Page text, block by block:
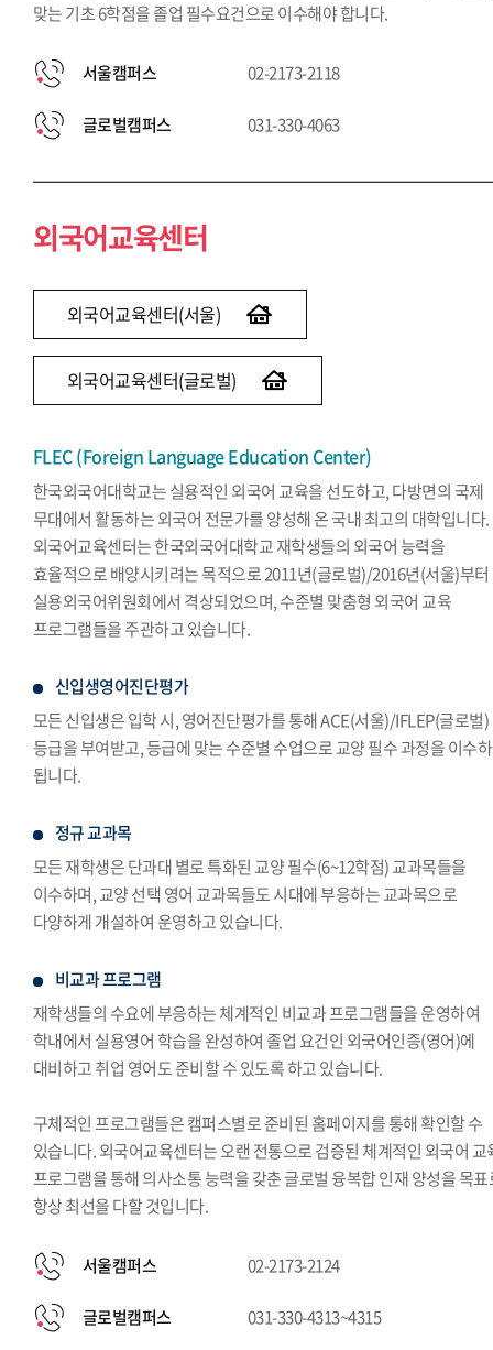
맞는 기초 6학점을 졸업 필수요건으로 이수해야 합니다.
서울캠퍼스 02-2173-2118
글로벌캠퍼스 031-330-4063
외국어교육센터
외국어교육센터(서울)
외국어교육센터(글로벌)
FLEC (Foreign Language Education Center)
한국외국어대학교는 실용적인 외국어 교육을 선도하고, 다방면의 국제
무대에서 활동하는 외국어 전문가를 양성해 온 국내 최고의 대학입니다.
외국어교육센터는 한국외국어대학교 재학생들의 외국어 능력을
효율적으로 배양시키려는 목적으로 2011년(글로벌)/2016년(서울)부터
실용외국어위원회에서 격상되었으며, 수준별 맞춤형 외국어 교육
프로그램들을 주관하고 있습니다.
신입생영어진단평가
모든 신입생은 입학 시, 영어진단평가를 통해 ACE(서울)/IFLEP(글로벌)
등급을 부여받고, 등급에 맞는 수준별 수업으로 교양 필수 과정을 이수
됩니다.
정규 교과목
모든 재학생은 단과대 별로 특화된 교양 필수(6~12학점) 교과목들을
이수하며, 교양 선택 영어 교과목들도 시대에 부응하는 교과목으로
다양하게 개설하여 운영하고 있습니다.
비교과 프로그램
재학생들의 수요에 부응하는 체계적인 비교과 프로그램들을 운영하여
학내에서 실용영어 학습을 완성하여 졸업 요건인 외국어인증(영어)에
대비하고 취업 영어도 준비할 수 있도록 하고 있습니다.
구체적인 프로그램들은 캠퍼스별로 준비된 홈페이지를 통해 확인할 수
있습니다. 외국어교육센터는 오랜 전통으로 검증된 체계적인 외국어 교
프로그램을 통해 의사소통 능력을 갖춘 글로벌 융복합 인재 양성을 목
항상 최선을 다할 것입니다.
서울캠퍼스 02-2173-2124
글로벌캠퍼스 031-330-4313~4315